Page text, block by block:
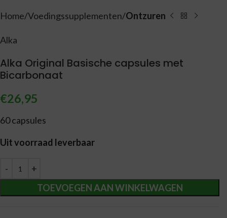
Home Voedingssupplementen Ontzuren
Alka
Alka Original Basische capsules met
Bicarbonaat
€26,95
60 capsules
Uit voorraad leverbaar
TOEVOEGEN AAN WINKELWAGEN
Alternative: